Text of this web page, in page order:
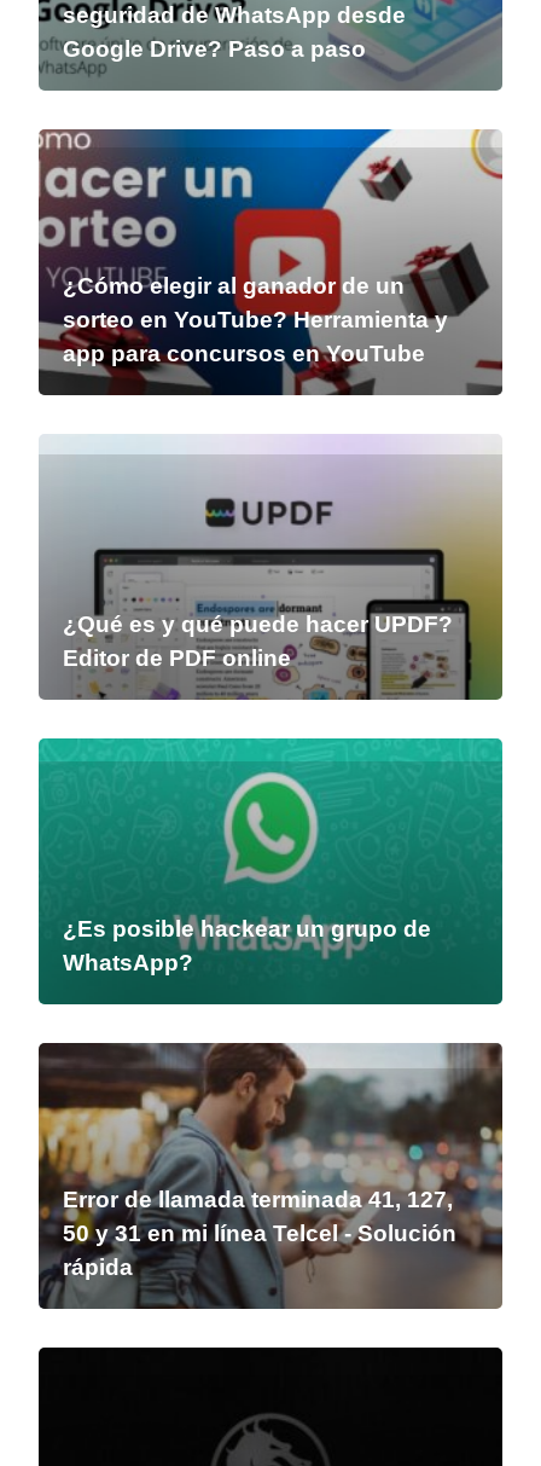
seguridad de WhatsApp desde
Google Drive? Paso a paso
¿Cómo elegir al ganador de un
sorteo en YouTube? Herramienta y
app para concursos en YouTube
¿Qué es y qué puede hacer UPDF?
Editor de PDF online
¿Es posible hackear un grupo de
WhatsApp?
Error de llamada terminada 41, 127,
50 y 31 en mi línea Telcel - Solución
rápida